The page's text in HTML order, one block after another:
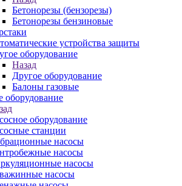
Бетонорезы (бензорезы)
Бетонорезы бензиновые
устройства защиты
оборудование
Назад
Другое оборудование
Балоны газовые
оборудование
оборудование
станции
насосы
насосы
насосы
насосы